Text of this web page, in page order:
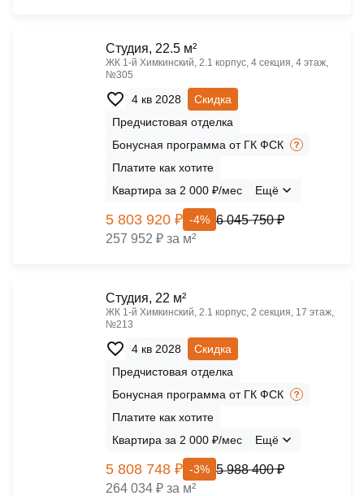
Cтудия, 22.5 м²
ЖК 1‑й Химкинский, 2.1 корпус, 4 секция, 4 этаж,
№305
4 кв 2028
Скидка
Предчистовая отделка
Бонусная программа от ГК ФСК
Платите как хотите
Квартира за 2 000 ₽/мес
Ещё
5 803 920 ₽ -4% 6 045 750 ₽
257 952 ₽ за м²
Cтудия, 22 м²
ЖК 1‑й Химкинский, 2.1 корпус, 2 секция, 17 этаж,
№213
4 кв 2028
Скидка
Предчистовая отделка
Бонусная программа от ГК ФСК
Платите как хотите
Квартира за 2 000 ₽/мес
Ещё
5 808 748 ₽ -3% 5 988 400 ₽
264 034 ₽ за м²